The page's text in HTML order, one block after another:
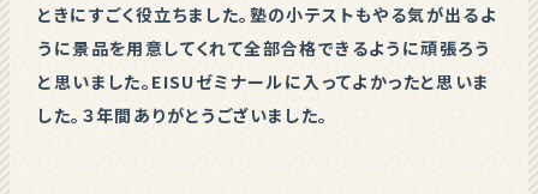
ときにすごく役立ちました。塾の小テストもやる気が出るよ
うに景品を用意してくれて全部合格できるように頑張ろう
と思いました。EISUゼミナールに入ってよかったと思いま
した。３年間ありがとうございました。